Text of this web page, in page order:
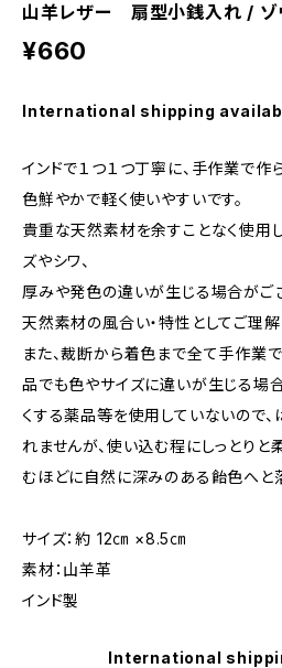
山羊レザー 扇型小銭入れ / ゾ
¥660
International shipping
インドで１つ１つ丁寧に、手作業で作
色鮮やかで軽く使いやすいです。
貴重な天然素材を余すことなく使用
ズやシワ、
厚みや発色の違いが生じる場合がご
天然素材の風合い・特性としてご理解
また、裁断から着色まで全て手作業
品でも色やサイズに違いが生じる場
くする薬品等を使用していないので
れませんが、使い込む程にしっとりと
むほどに自然に深みのある飴色へと
サイズ：約 12㎝ ×8.5㎝
素材：山羊革
インド製
International